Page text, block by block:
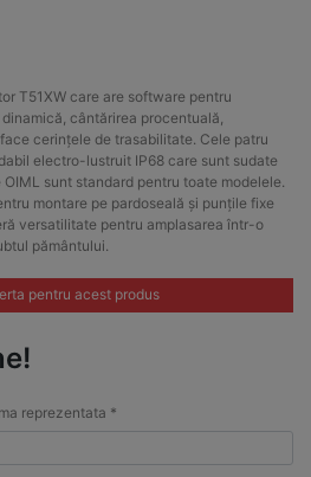
T51XW care are software pentru
cântărirea procentuală,
cerințele de trasabilitate. Cele patru
electro-lustruit IP68 care sunt sudate
sunt standard pentru toate modelele.
montare pe pardoseală și punțile fixe
versatilitate pentru amplasarea într-o
pământului.
pentru acest produs
reprezentata *